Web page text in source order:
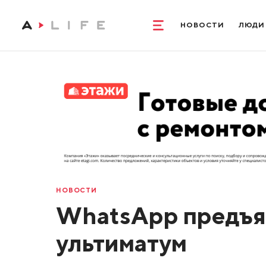
НОВОСТИ ЛЮДИ
НОВОСТИ
WhatsApp
ультиматум